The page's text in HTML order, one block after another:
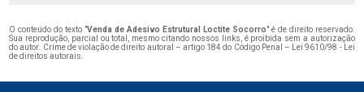
O conteúdo do texto "Venda de Adesivo Estrutural Loctite Socorro" é de direito reservado.
Sua reprodução, parcial ou total, mesmo citando nossos links, é proibida sem a autorização
do autor. Crime de violação de direito autoral – artigo 184 do Código Penal –
Lei 9610/98 - Lei
de direitos autorais